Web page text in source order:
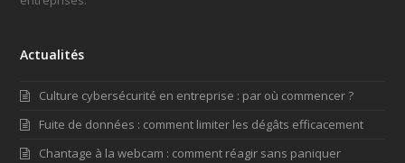
Actualités
Culture cybersécurité en entreprise : par où commencer ?
Fuite de données : comment limiter les dégâts efficacement
Chantage à la webcam : comment réagir sans paniquer